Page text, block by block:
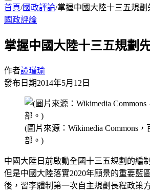
首頁/國政評論/掌握中國大陸十三五規劃
國政評論
掌握中國大陸十三五規劃
作者譚瑾瑜
發布日期2014年5月12日
(圖片來源：Wikimedia Commons
部。)
中國大陸日前啟動全國十三五規劃的編
但是中國大陸落實2020年願景的重要藍
後，習李體制第一次自主規劃長程政策